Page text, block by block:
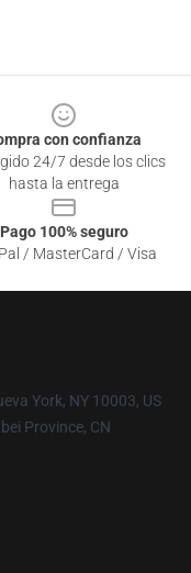
con confianza
24/7 desde los clics
hasta la entrega
Pago 100% seguro
/ MasterCard / Visa
York, NY 10003, US
Province, CN